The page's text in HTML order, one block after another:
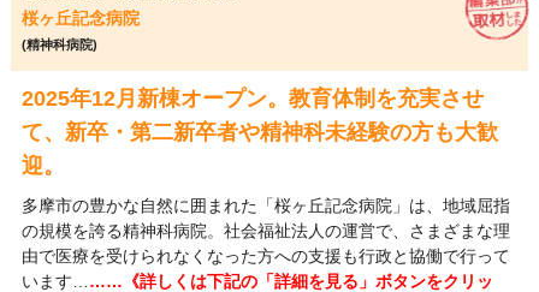
桜ヶ丘記念病院
(精神科病院)
2025年12月新棟オープン。教育体制を充実させ
て、新卒・第二新卒者や精神科未経験の方も大歓
迎。
多摩市の豊かな自然に囲まれた「桜ヶ丘記念病院」は、地域屈指
の規模を誇る精神科病院。社会福祉法人の運営で、さまざまな理
由で医療を受けられなくなった方への支援も行政と協働で行って
います… ……《詳しくは下記の「詳細を見る」ボタンをクリッ